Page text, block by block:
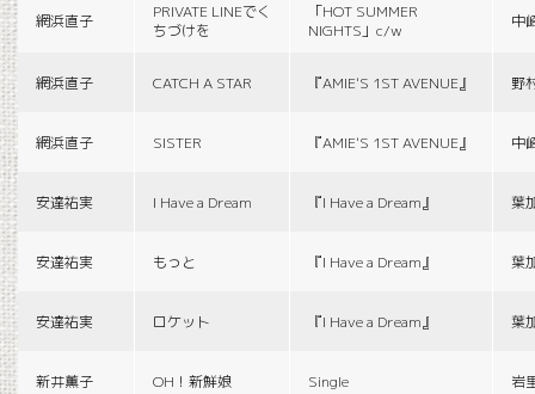
網浜直子
PRIVATE LINEでく
ちづけを
「HOT SUMMER
NIGHTS」c/w
中
網浜直子 CATCH A STAR 『AMIE'S 1ST AVENUE』 野
網浜直子 SISTER 『AMIE'S 1ST AVENUE』 中
安達祐実 I Have a Dream 『I Have a Dream』 葉
安達祐実 もっと 『I Have a Dream』 葉
安達祐実 ロケット 『I Have a Dream』 葉
新井薫子 OH！新鮮娘 Single 岩